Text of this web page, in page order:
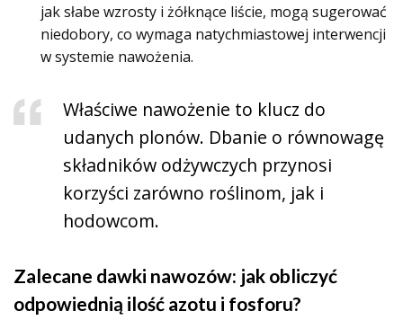
jak słabe wzrosty i żółknące liście, mogą sugerować
niedobory, co wymaga natychmiastowej interwencji
w systemie nawożenia.
Właściwe nawożenie to klucz do
udanych plonów. Dbanie o równowagę
składników odżywczych przynosi
korzyści zarówno roślinom, jak i
hodowcom.
Zalecane dawki nawozów: jak obliczyć
odpowiednią ilość azotu i fosforu?